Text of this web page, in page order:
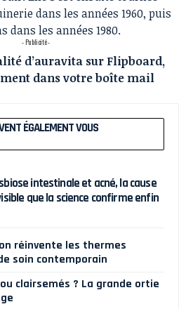
dans les années 1960, puis
dans les années 1980.
- Publicité -
d’auravita sur Flipboard,
dans votre boîte mail
ÉGALEMENT VOUS
intestinale et acné, la cause
que la science confirme enfin
réinvente les thermes
soin contemporain
clairsemés ? La grande ortie